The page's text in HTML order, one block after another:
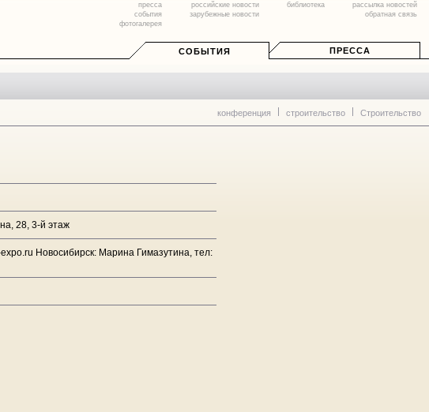
пресса
события
фотогалерея
российские новости
зарубежные новости
библиотека
рассылка новостей
обратная связь
СОБЫТИЯ ПРЕССА
конференция строительство Строительство
28, 3-й этаж
Новосибирск: Марина Гимазутина, тел: